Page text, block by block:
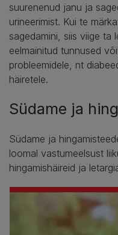
suurenenud janu ja
urineerimist. Kui te
sagedamini, siis viige ta
eelmainitud tunnused
probleemidele, nt
häiretele.
Südame ja
Südame ja
loomal vastumeelsust
hingamishäireid ja